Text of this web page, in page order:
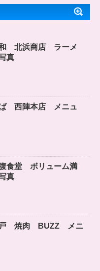
北浜商店 ラーメ
真
西陣本店 メニュ
食堂 ボリューム満
真
焼肉 BUZZ メニ